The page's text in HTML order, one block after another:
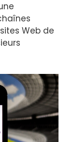
Web de